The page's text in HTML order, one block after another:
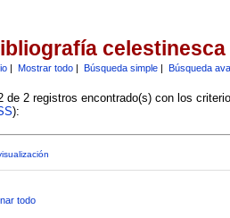
celestinesca
| Mostrar todo| Búsqueda simple| Búsqueda
de 2 registros encontrado(s) con los
):
todo